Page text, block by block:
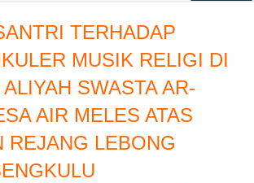
TERHADAP
MUSIK RELIGI DI
SWASTA AR-
AIR MELES ATAS
REJANG LEBONG